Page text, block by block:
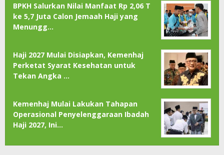
BPKH Salurkan Nilai Manfaat Rp 2,06 T
ke 5,7 Juta Calon Jemaah Haji yang
Menungg…
Haji 2027 Mulai Disiapkan, Kemenhaj
Perketat Syarat Kesehatan untuk
Tekan Angka …
Kemenhaj Mulai Lakukan Tahapan
Operasional Penyelenggaraan Ibadah
Haji 2027, Ini…